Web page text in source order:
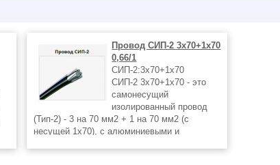
Провод СИП-2 3х70+1х70
0,66/1
СИП-2:3х70+1х70
СИП-2 3х70+1х70 - это
самонесущий
изолированный провод
(Тип-2) - 3 на 70 мм2 + 1 на 70 мм2 (с
несущей 1x70), с алюминиевыми и